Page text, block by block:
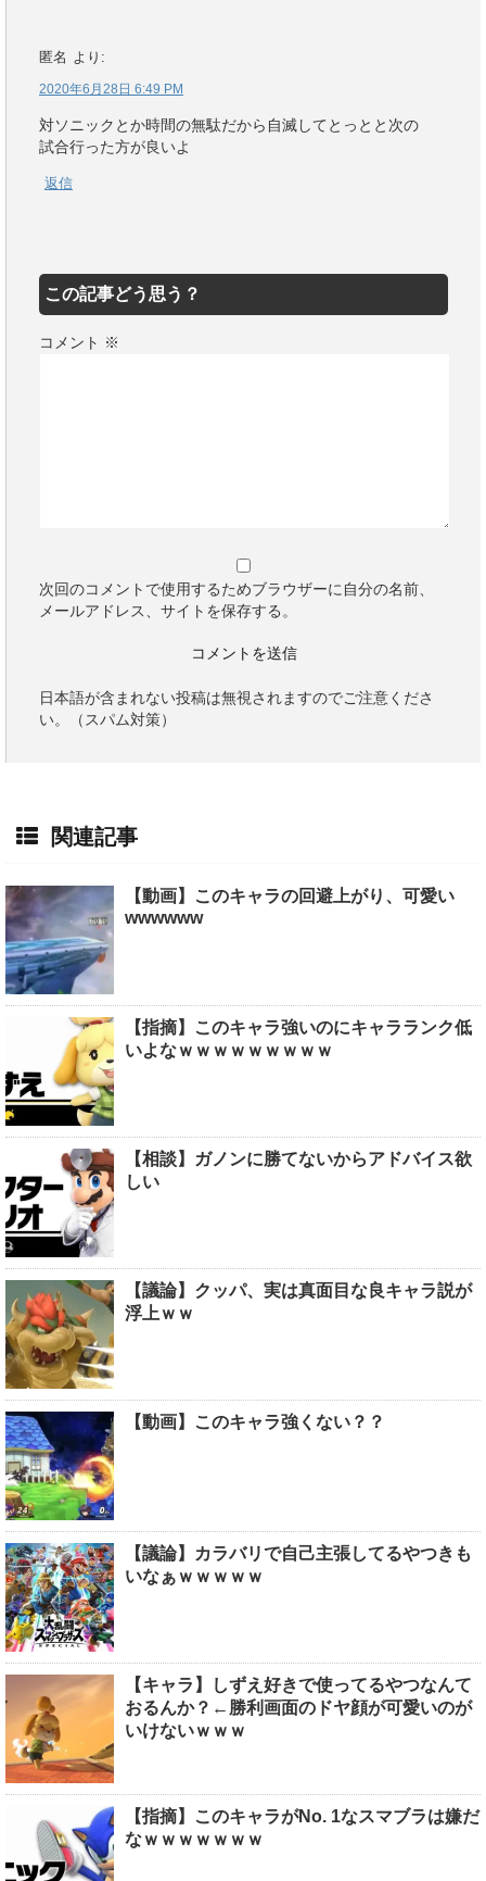
匿名 より:
2020年6月28日 6:49 PM
対ソニックとか時間の無駄だから自滅してとっとと次の
試合行った方が良いよ
返信
この記事どう思う？
コメント ※
次回のコメントで使用するためブラウザーに自分の名前、
メールアドレス、サイトを保存する。
日本語が含まれない投稿は無視されますのでご注意くださ
い。（スパム対策）
関連記事
【動画】このキャラの回避上がり、可愛い
wwwwww
【指摘】このキャラ強いのにキャラランク低
いよなｗｗｗｗｗｗｗｗｗ
【相談】ガノンに勝てないからアドバイス欲
しい
【議論】クッパ、実は真面目な良キャラ説が
浮上ｗｗ
【動画】このキャラ強くない？？
【議論】カラバリで自己主張してるやつきも
いなぁｗｗｗｗｗ
【キャラ】しずえ好きで使ってるやつなんて
おるんか？←勝利画面のドヤ顔が可愛いのが
いけないｗｗｗ
【指摘】このキャラがNo. 1なスマブラは嫌だ
なｗｗｗｗｗｗｗ